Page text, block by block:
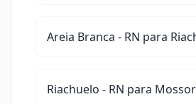
Areia Branca - RN para
Riachuelo - RN para